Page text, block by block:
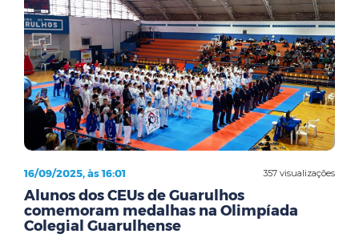
357 visualizações
16/09/2025, às 16:01
Alunos dos CEUs de Guarulhos
comemoram medalhas na Olimpíada
Colegial Guarulhense